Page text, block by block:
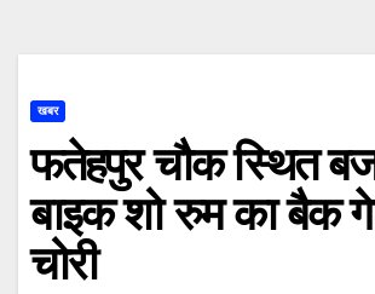
खबर
फतेहपुर चौक स्थित
बाइक शो रुम का बैक
चोरी